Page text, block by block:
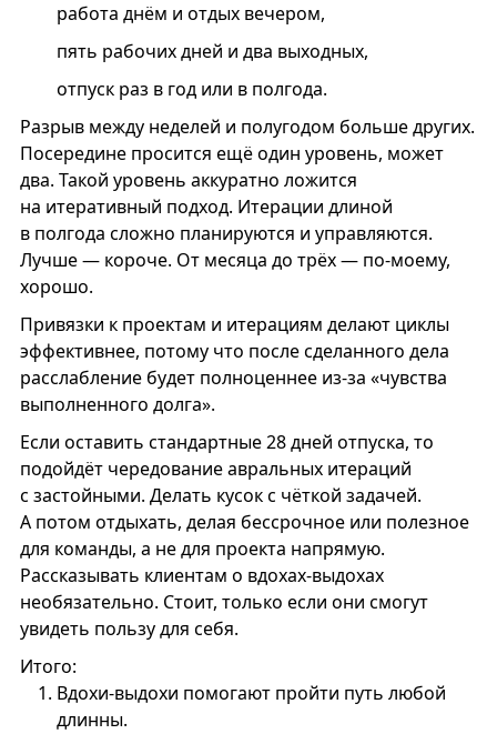
работа днём и отдых вечером,
пять рабочих дней и два выходных,
отпуск раз в год или в полгода.
Разрыв между неделей и полугодом больше других.
Посередине просится ещё один уровень, может
два. Такой уровень аккуратно ложится
на итеративный подход. Итерации длиной
в полгода сложно планируются и управляются.
Лучше — короче. От месяца до трёх — по-моему,
хорошо.
Привязки к проектам и итерациям делают циклы
эффективнее, потому что после сделанного дела
расслабление будет полноценнее из-за «чувства
выполненного долга».
Если оставить стандартные 28 дней отпуска, то
подойдёт чередование авральных итераций
с застойными. Делать кусок с чёткой задачей.
А потом отдыхать, делая бессрочное или полезное
для команды, а не для проекта напрямую.
Рассказывать клиентам о вдохах-выдохах
необязательно. Стоит, только если они смогут
увидеть пользу для себя.
Итого:
Вдохи-выдохи помогают пройти путь любой
длинны.